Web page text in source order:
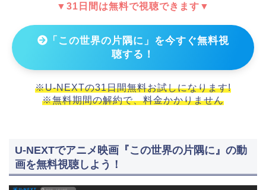
▼31日間は無料で視聴できます▼
「この世界の片隅に」を今すぐ無料視
聴する！
※U-NEXTの31日間無料お試しになります!
※無料期間の解約で、料金かかりません
U-NEXTでアニメ映画『この世界の片隅に』の動
画を無料視聴しよう！